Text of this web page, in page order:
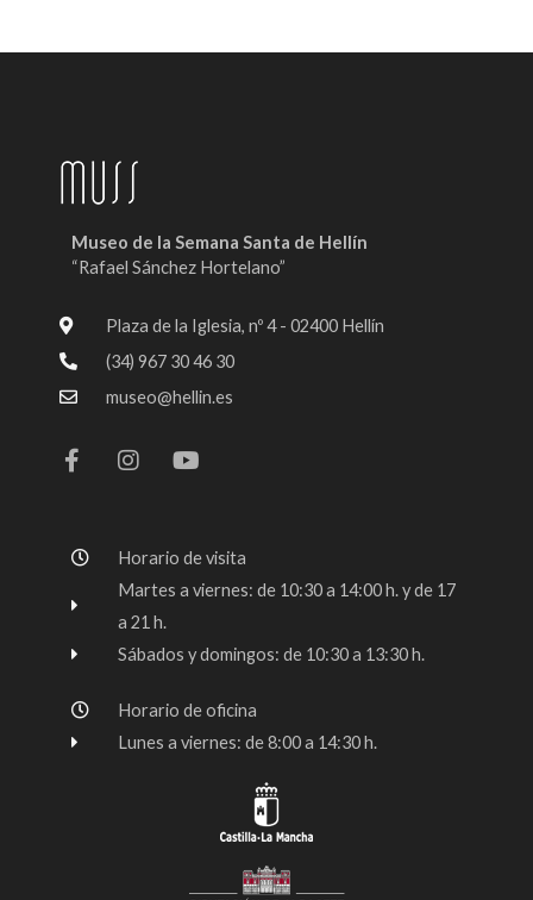
Museo de la Semana Santa de Hellín
“Rafael Sánchez Hortelano”
Plaza de la Iglesia, nº 4 - 02400 Hellín
(34) 967 30 46 30
museo@hellin.es
a
c
o
o
-
n
s
r
a
m
o
u
e
Horario de visita
Martes a viernes: de 10:30 a 14:00 h. y de 17
a 21 h.
Sábados y domingos: de 10:30 a 13:30 h.
Horario de oficina
Lunes a viernes: de 8:00 a 14:30 h.